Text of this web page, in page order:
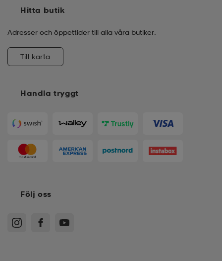
Handla tryggt
Hitta butik
Adresser och öppettider till alla våra butiker.
Till karta
Följ oss